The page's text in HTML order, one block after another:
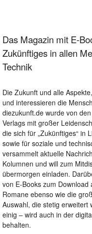
Das Magazin mit E-
Zukünftiges in allen
Technik
Die Zukunft und alle
und interessieren die
diezukunft.de wurde von
Verlags mit großer
die sich für „Zukünftiges“ in
sowie für soziale und
versammelt aktuelle
Kolumnen und will zum
übermorgen einladen.
von E-Books zum
Romane ebenso wie die
Auswahl, die stetig erweitert
einig – wird auch in der
behalten.